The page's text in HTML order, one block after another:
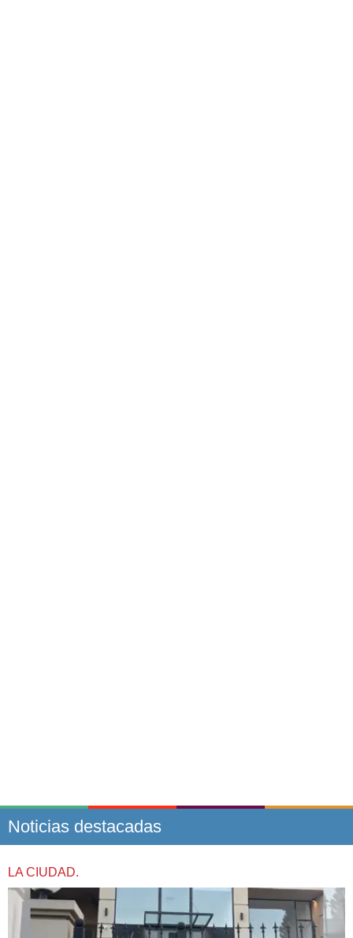
Noticias destacadas
LA CIUDAD.